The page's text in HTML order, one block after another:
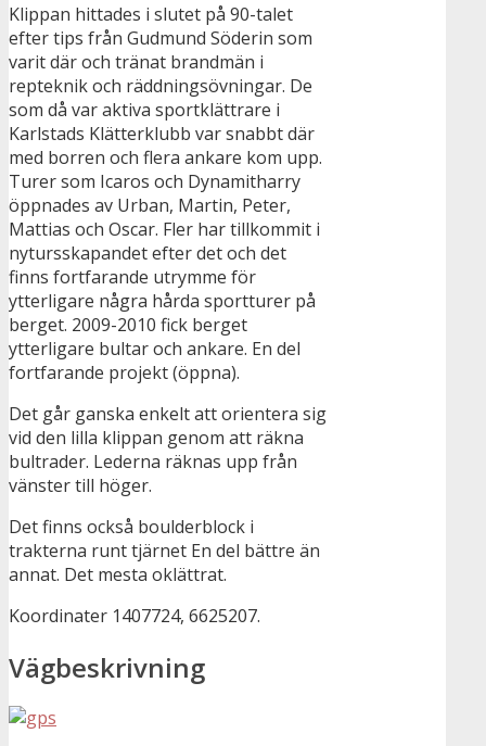
Klippan hittades i slutet på 90-talet
efter tips från Gudmund Söderin som
varit där och tränat brandmän i
repteknik och räddningsövningar. De
som då var aktiva sportklättrare i
Karlstads Klätterklubb var snabbt där
med borren och flera ankare kom upp.
Turer som Icaros och Dynamitharry
öppnades av Urban, Martin, Peter,
Mattias och Oscar. Fler har tillkommit i
nytursskapandet efter det och det
finns fortfarande utrymme för
ytterligare några hårda sportturer på
berget. 2009-2010 fick berget
ytterligare bultar och ankare. En del
fortfarande projekt (öppna).
Det går ganska enkelt att orientera sig
vid den lilla klippan genom att räkna
bultrader. Lederna räknas upp från
vänster till höger.
Det finns också boulderblock i
trakterna runt tjärnet En del bättre än
annat. Det mesta oklättrat.
Koordinater 1407724, 6625207.
Vägbeskrivning